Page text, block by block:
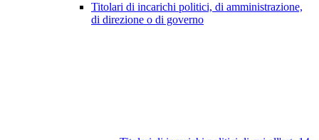
Titolari di incarichi politici, di amministrazione,
di direzione o di governo